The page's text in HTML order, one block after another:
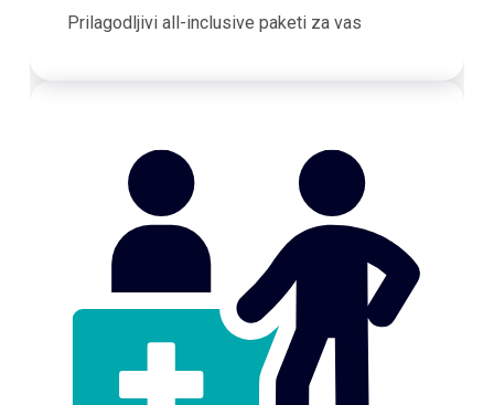
Prilagodljivi all-inclusive paketi za vas